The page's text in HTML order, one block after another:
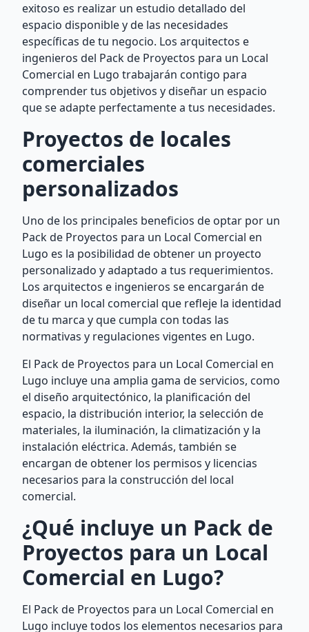
exitoso es realizar un estudio detallado del
espacio disponible y de las necesidades
específicas de tu negocio. Los arquitectos e
ingenieros del Pack de Proyectos para un Local
Comercial en Lugo trabajarán contigo para
comprender tus objetivos y diseñar un espacio
que se adapte perfectamente a tus necesidades.
Proyectos de locales
comerciales
personalizados
Uno de los principales beneficios de optar por un
Pack de Proyectos para un Local Comercial en
Lugo es la posibilidad de obtener un proyecto
personalizado y adaptado a tus requerimientos.
Los arquitectos e ingenieros se encargarán de
diseñar un local comercial que refleje la identidad
de tu marca y que cumpla con todas las
normativas y regulaciones vigentes en Lugo.
El Pack de Proyectos para un Local Comercial en
Lugo incluye una amplia gama de servicios, como
el diseño arquitectónico, la planificación del
espacio, la distribución interior, la selección de
materiales, la iluminación, la climatización y la
instalación eléctrica. Además, también se
encargan de obtener los permisos y licencias
necesarios para la construcción del local
comercial.
¿Qué incluye un Pack de
Proyectos para un Local
Comercial en Lugo?
El Pack de Proyectos para un Local Comercial en
Lugo incluye todos los elementos necesarios para